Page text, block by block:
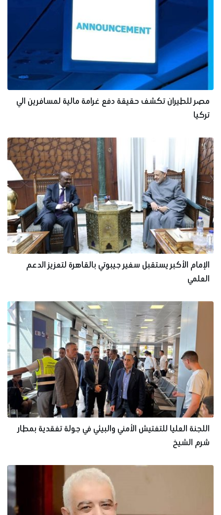
مصر للطيران تكشف حقيقة دفع غرامة مالية لمسافرين الي
تركيا
الإمام الأكبر يستقبل سفير جيبوتي بالقاهرة لتعزيز الدعم
العلمي
اللجنة العليا للتفتيش الأمني والبيئي في جولة تفقدية بمطار
شرم الشيخ